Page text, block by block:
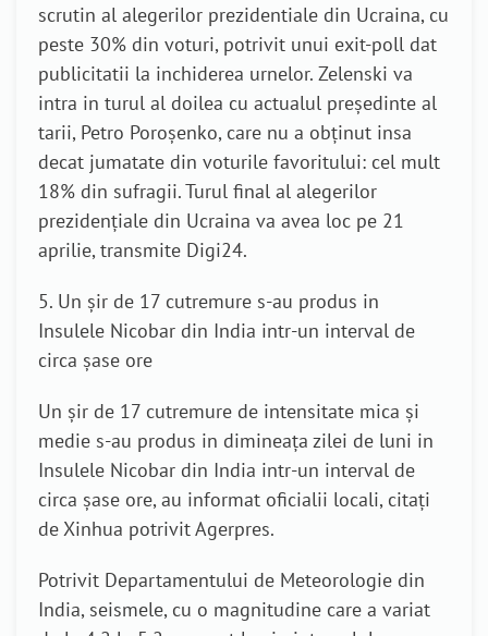
scrutin al alegerilor prezidentiale din Ucraina, cu
peste 30% din voturi, potrivit unui exit-poll dat
publicitatii la inchiderea urnelor. Zelenski va
intra in turul al doilea cu actualul preşedinte al
tarii, Petro Poroşenko, care nu a obţinut insa
decat jumatate din voturile favoritului: cel mult
18% din sufragii. Turul final al alegerilor
prezidenţiale din Ucraina va avea loc pe 21
aprilie, transmite Digi24.
5. Un şir de 17 cutremure s-au produs in
Insulele Nicobar din India intr-un interval de
circa şase ore
Un şir de 17 cutremure de intensitate mica şi
medie s-au produs in dimineaţa zilei de luni in
Insulele Nicobar din India intr-un interval de
circa şase ore, au informat oficialii locali, citaţi
de Xinhua potrivit Agerpres.
Potrivit Departamentului de Meteorologie din
India, seismele, cu o magnitudine care a variat